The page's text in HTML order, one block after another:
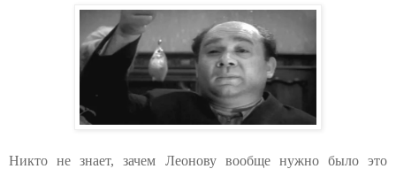
Никто не знает, зачем Леонову вообще нужно было это